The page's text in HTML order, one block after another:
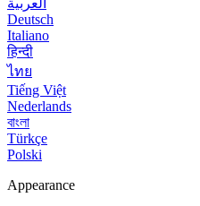
العربية
Deutsch
Italiano
हिन्दी
ไทย
Tiếng Việt
Nederlands
বাংলা
Türkçe
Polski
Appearance